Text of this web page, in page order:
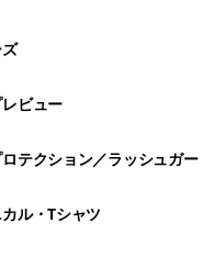
レビュー
テクション／ラッシュガー
ル・Tシャツ